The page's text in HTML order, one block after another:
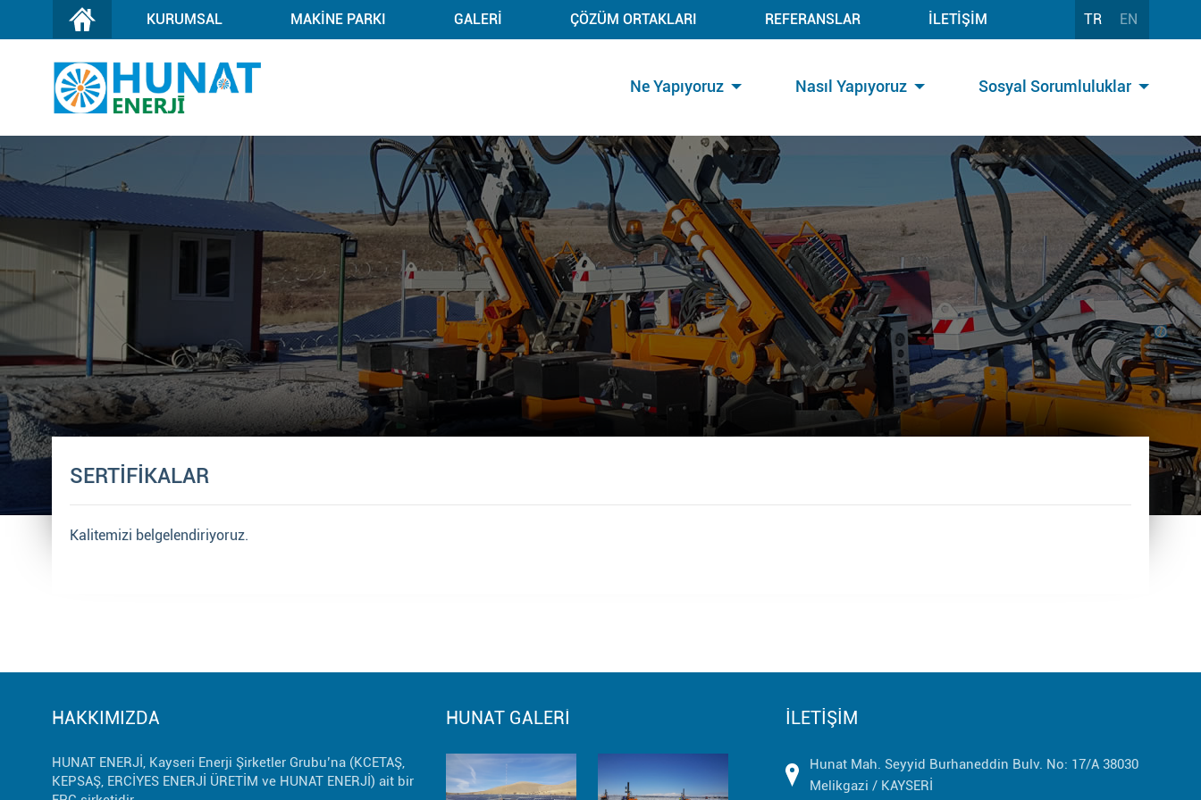
KURUMSAL MAKİNE PARKI GALERİ ÇÖZÜM ORTAKLARI REFERANSLAR İLETİŞİM TR EN
Ne Yapıyoruz Nasıl Yapıyoruz Sosyal Sorumluluklar
SERTİFİKALAR
Kalitemizi belgelendiriyoruz.
HAKKIMIZDA
HUNAT ENERJİ, Kayseri Enerji Şirketler Grubu’na (KCETAŞ,
KEPSAŞ, ERCİYES ENERJİ ÜRETİM ve HUNAT ENERJİ) ait bir
HUNAT GALERİ İLETİŞİM
Hunat Mah. Seyyid Burhaneddin Bulv. No: 17/A 38030
Melikgazi / KAYSERİ